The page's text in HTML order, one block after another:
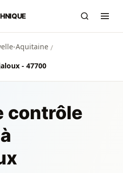
Aquitaine /
- 47700
contrôle